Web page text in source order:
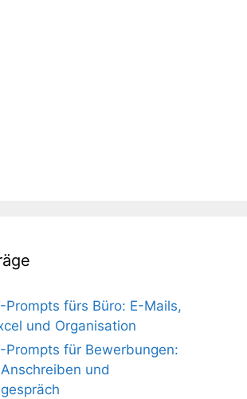
Prompts fürs Büro: E-Mails,
und Organisation
Prompts für Bewerbungen:
und